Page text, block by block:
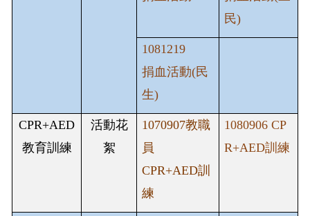
民)
1081219
捐血活動(民
生)
CPR+AED
教育訓練
活動花
絮
1070907教職
員
CPR+AED訓
練
1080906 CP
R+AED訓練